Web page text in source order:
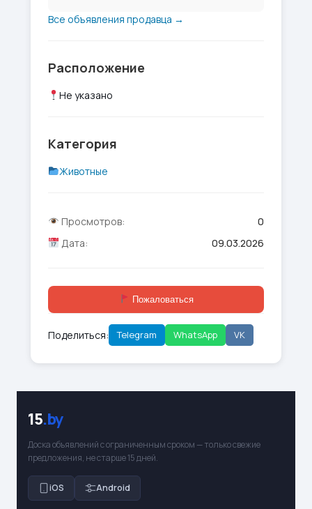
Все объявления продавца →
Расположение
Не указано
Категория
Животные
Просмотров:
0
Дата:
09.03.2026
Пожаловаться
Поделиться: Telegram WhatsApp VK
15.by
Доска объявлений с ограниченным сроком — только свежие
предложения, не старше 15 дней.
iOS Android